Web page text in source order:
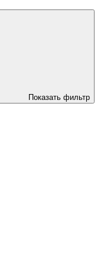
Показать фильтр